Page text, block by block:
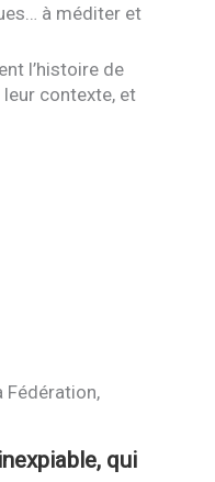
à méditer et
l’histoire de
contexte, et
Fédération,
qui